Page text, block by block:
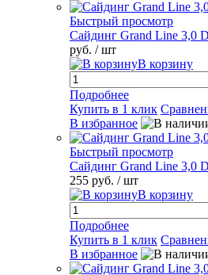
Быстрый просмотр
Сайдинг Grand Line 3,0
руб. / шт
В корзину
Подробнее
Купить в 1 клик
В избранное
Быстрый просмотр
Сайдинг Grand Line 3,0
255 руб. / шт
В корзину
Подробнее
Купить в 1 клик
В избранное